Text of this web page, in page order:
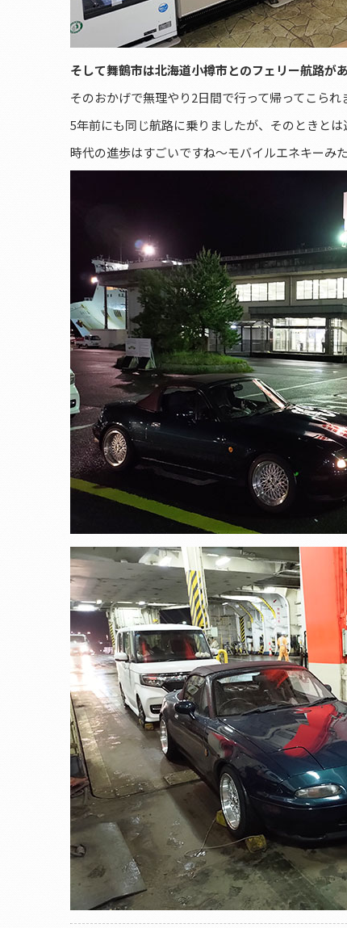
そして舞鶴市は北海道小樽市とのフェリー航路があ
そのおかげで無理やり2日間で行って帰ってこられ
5年前にも同じ航路に乗りましたが、そのときと
時代の進歩はすごいですね～モバイルエネキーみ